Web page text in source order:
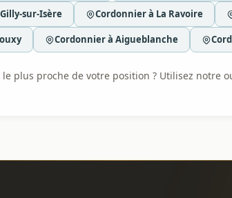
sur-Isère Cordonnier à La Ravoire
Cordonnier à Aigueblanche
plus proche de votre position ? Utilisez notre